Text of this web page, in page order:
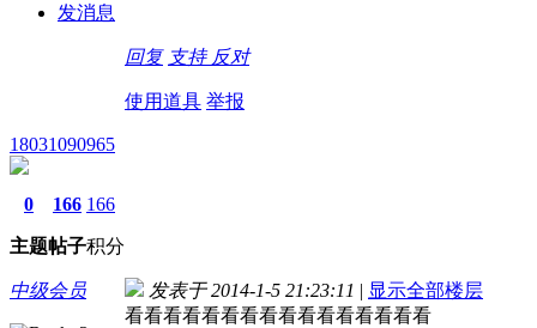
发消息
回复 支持 反对
使用道具 举报
18031090965
0
主题
166
帖子
166
积分
中级会员 发表于 2014-1-5 21:23:11 | 显示全部楼层
看看看看看看看看看看看看看看看看